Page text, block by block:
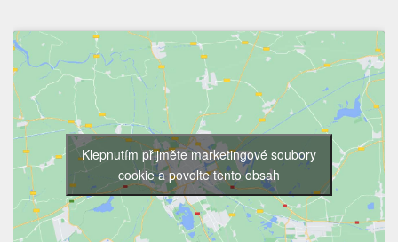
Klepnutím přijměte marketingové soubory
cookie a povolte tento obsah